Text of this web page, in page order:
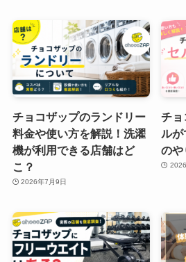
チョコザップのランドリー
料金や使い方を解説！洗濯
機が利用できる店舗はど
こ？
2026年7月9日
チョ
ル
のや